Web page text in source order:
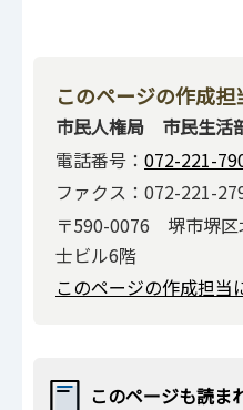
このページの作成担
市民人権局 市民生活
電話番号： 072-221-
ファクス：072-221-
〒590-0076 堺市堺
士ビル6階
このページの作成担当
このページも読ま